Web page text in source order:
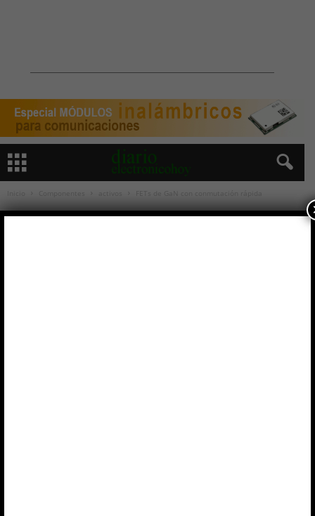
Componentes activos FETs de GaN con conmutación rápida